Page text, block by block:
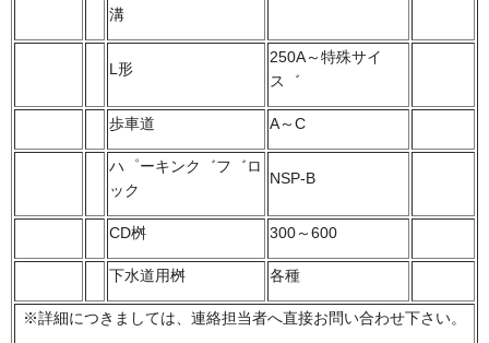
溝
L形
250A～特殊サイ
ス゛
歩車道 A～C
ハ゜ーキンク゛フ゛ロ
ック
NSP-B
CD桝 300～600
下水道用桝 各種
※詳細につきましては、連絡担当者へ直接お問い合わせ下さい。